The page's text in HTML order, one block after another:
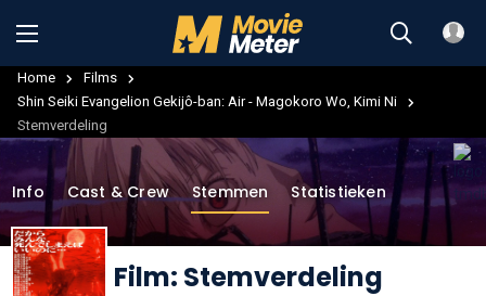
Home
Films
Shin Seiki Evangelion Gekijô-ban: Air - Magokoro Wo, Kimi Ni
Stemverdeling
Film: Stemverdeling
Info Cast & Crew Stemmen Statistieken